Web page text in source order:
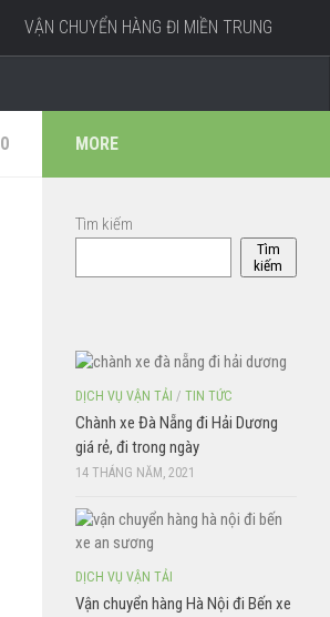
VẬN CHUYỂN HÀNG ĐI MIỀN TRUNG
0 MORE
Tìm kiếm
Tìm
kiếm
DỊCH VỤ VẬN TẢI / TIN TỨC
Chành xe Đà Nẵng đi Hải Dương
giá rẻ, đi trong ngày
14 THÁNG NĂM, 2021
DỊCH VỤ VẬN TẢI
Vận chuyển hàng Hà Nội đi Bến xe